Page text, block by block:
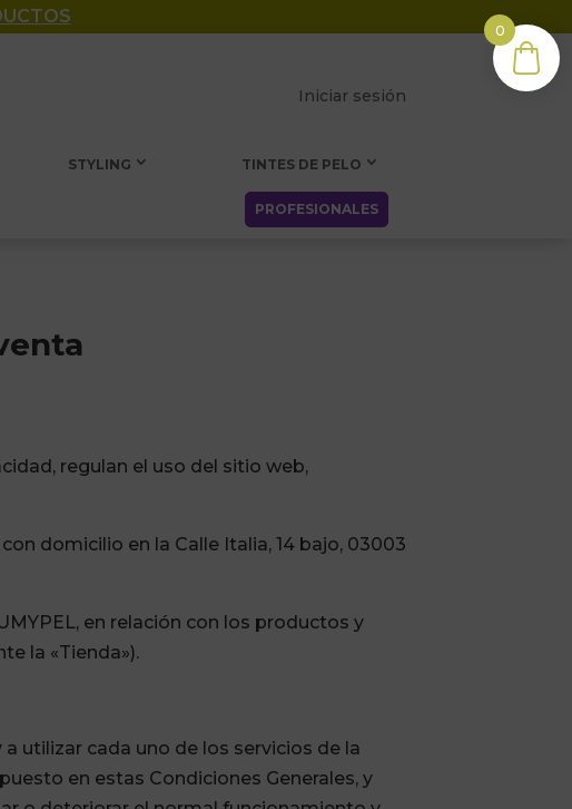
Iniciar sesión
STYLING TINTES DE PELO
PROFESIONALES
regulan el uso del sitio web,
domicilio en la Calle Italia, 14 bajo, 03003
en relación con los productos y
la «Tienda»).
utilizar cada uno de los servicios de la
en estas Condiciones Generales, y
0